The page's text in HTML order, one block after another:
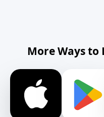
More Ways to